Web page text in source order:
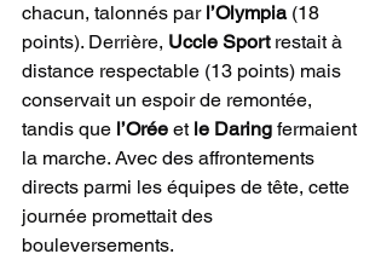
chacun, talonnés par l’Olympia (18
points). Derrière, Uccle Sport restait à
distance respectable (13 points) mais
conservait un espoir de remontée,
tandis que l’Orée et le Daring fermaient
la marche. Avec des affrontements
directs parmi les équipes de tête, cette
journée promettait des
bouleversements.